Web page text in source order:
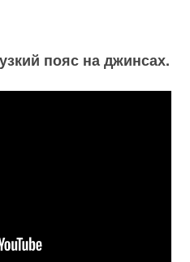
пояс на джинсах.